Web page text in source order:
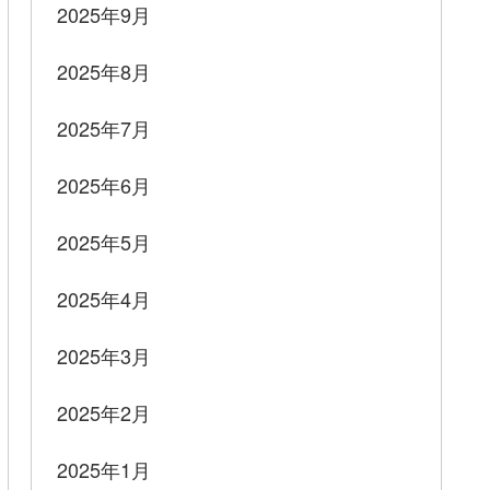
2025年9月
2025年8月
2025年7月
2025年6月
2025年5月
2025年4月
2025年3月
2025年2月
2025年1月